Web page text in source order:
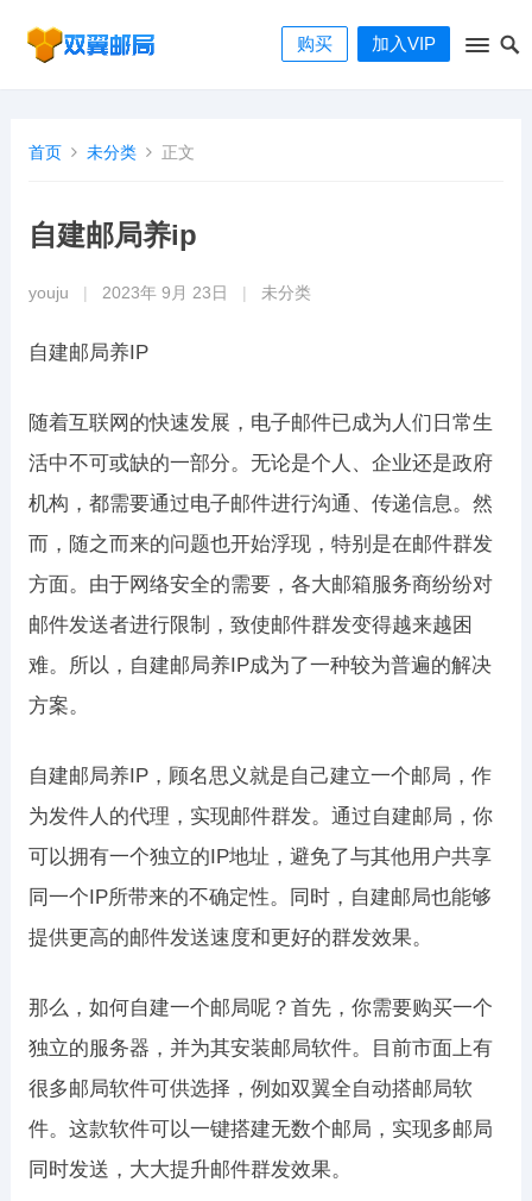
购买 加入VIP
首页 未分类 正文
自建邮局养ip
youju 2023年 9月 23日 未分类
自建邮局养IP
随着互联网的快速发展，电子邮件已成为人们日常生
活中不可或缺的一部分。无论是个人、企业还是政府
机构，都需要通过电子邮件进行沟通、传递信息。然
而，随之而来的问题也开始浮现，特别是在邮件群发
方面。由于网络安全的需要，各大邮箱服务商纷纷对
邮件发送者进行限制，致使邮件群发变得越来越困
难。所以，自建邮局养IP成为了一种较为普遍的解决
方案。
自建邮局养IP，顾名思义就是自己建立一个邮局，作
为发件人的代理，实现邮件群发。通过自建邮局，你
可以拥有一个独立的IP地址，避免了与其他用户共享
同一个IP所带来的不确定性。同时，自建邮局也能够
提供更高的邮件发送速度和更好的群发效果。
那么，如何自建一个邮局呢？首先，你需要购买一个
独立的服务器，并为其安装邮局软件。目前市面上有
很多邮局软件可供选择，例如双翼全自动搭邮局软
件。这款软件可以一键搭建无数个邮局，实现多邮局
同时发送，大大提升邮件群发效果。